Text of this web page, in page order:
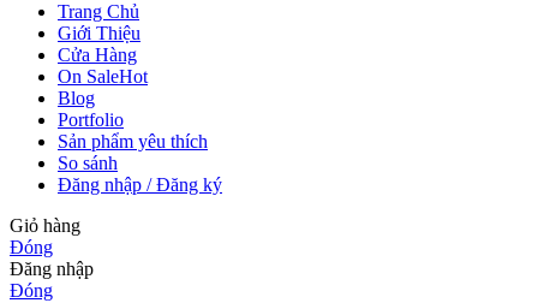
Trang Chủ
Giới Thiệu
Cửa Hàng
On SaleHot
Blog
Portfolio
Sản phẩm yêu thích
So sánh
Đăng nhập / Đăng ký
Giỏ hàng
Đóng
Đăng nhập
Đóng